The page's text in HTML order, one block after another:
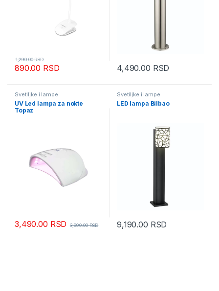
890.00 RSD
1,290.00RSD
4,490.00 RSD
Svetiljke i lampe
UV Led lampa za nokte
Topaz
3,490.00 RSD 3,990.00RSD
Svetiljke i lampe
LED lampa Bilbao
9,190.00 RSD